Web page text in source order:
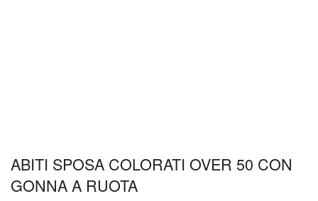
ABITI SPOSA COLORATI OVER 50 CON
GONNA A RUOTA